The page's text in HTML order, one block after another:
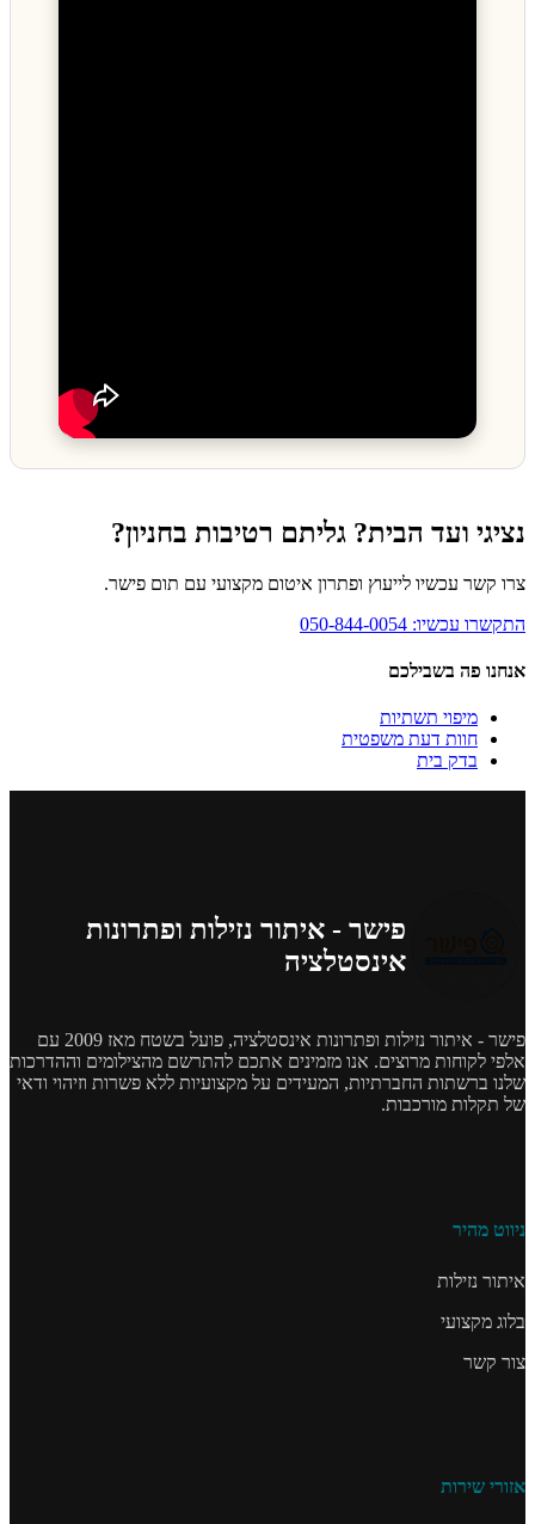
נציגי ועד הבית? גליתם רטיבות בחניון?
צרו קשר עכשיו לייעוץ ופתרון איטום מקצועי עם תום פישר.
התקשרו עכשיו: 050-844-0054
אנחנו פה בשבילכם
מיפוי תשתיות
חוות דעת משפטית
בדק בית
פישר - איתור נזילות ופתרונות
אינסטלציה
פישר - איתור נזילות ופתרונות אינסטלציה, פועל בשטח מאז 2009 עם
אלפי לקוחות מרוצים. אנו מזמינים אתכם להתרשם מהצילומים וההדרכות
שלנו ברשתות החברתיות, המעידים על מקצועיות ללא פשרות וזיהוי ודאי
של תקלות מורכבות.
ניווט מהיר
איתור נזילות
בלוג מקצועי
צור קשר
אזורי שירות